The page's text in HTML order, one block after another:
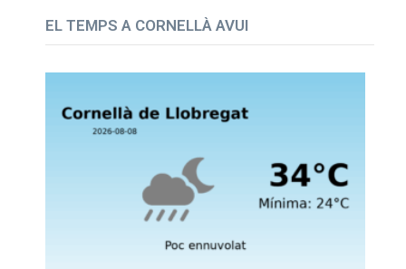
EL TEMPS A CORNELLÀ AVUI